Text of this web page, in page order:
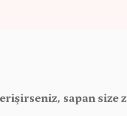
sapan size